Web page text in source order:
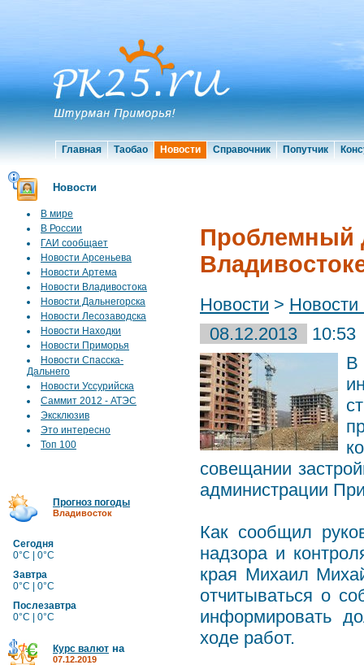
Главная Таобао Новости Справочник Попутчик
Новости
В мире
В России
ГАИ сообщает
Новости Арсеньева
Новости Артема
Новости Владивостока
Новости Дальнегорска
Новости Лесозаводска
Новости Находки
Новости Приморья
Новости Спасска-
Дальнего
Новости Уссурийска
Саммит 2012 - АТЭС
Эксклюзив
Это интересно
Топ 100
Прогноз погоды
Владивосток
Сегодня
0°C | 0°C
Завтра
0°C | 0°C
Послезавтра
0°C | 0°C
Курс валют на
07.12.2019
Проблемный
Новости > Новости
08.12.2013
10:53
В
совещании
администрации
Как сообщил
надзора и
края Михаил
отчитываться о
информировать
ходе работ.